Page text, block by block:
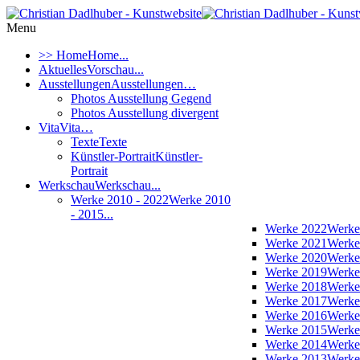
Menu
>> HomeHome...
AktuellesVorschau...
AusstellungenAusstellungen…
Photos Ausstellung Gegend
Photos Ausstellung divergent
VitaVita…
TexteTexte
Künstler-PortraitKünstler-
Portrait
WerkschauWerkschau...
Werke 2010 - 2022Werke 2010
- 2015...
Werke 2022
Werke 2021
Werke 2020
Werke 2019
Werke 2018
Werke 2017
Werke 2016
Werke 2015
Werke 2014